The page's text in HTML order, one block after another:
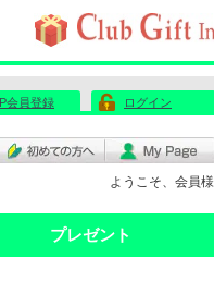
会員登録 ログイン
ようこそ、会員様
プレゼント